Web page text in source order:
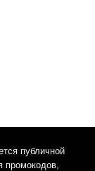
публичной
промокодов,